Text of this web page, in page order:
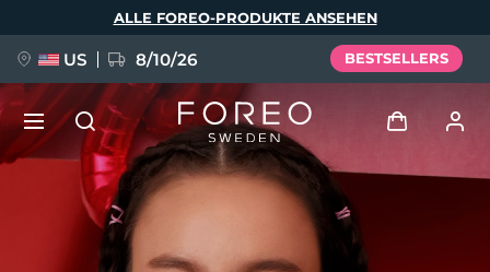
ALLE FOREO-PRODUKTE ANSEHEN
US 8/10/26 BESTSELLERS
Benutzerkonto
BREAKING NEWS
Sprache